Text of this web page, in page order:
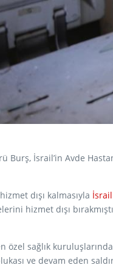
Burş, İsrail’in Avde
dışı kalmasıyla İsrail
hizmet dışı
özel sağlık
ve devam eden